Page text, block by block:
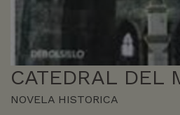
CATEDRAL DEL
NOVELA HISTORICA